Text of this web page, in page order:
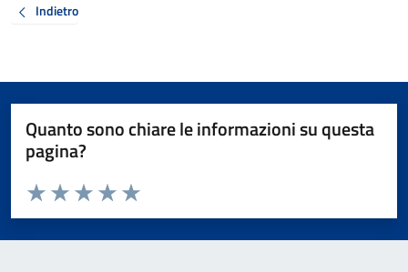
Indietro
Quanto sono chiare le informazioni su questa
pagina?
Valuta da 1 a 5 stelle la pagina
Valuta 5 stelle su 5
Valuta 4 stelle su 5
Valuta 3 stelle su 5
Valuta 2 stelle su 5
Valuta 1 stelle su 5